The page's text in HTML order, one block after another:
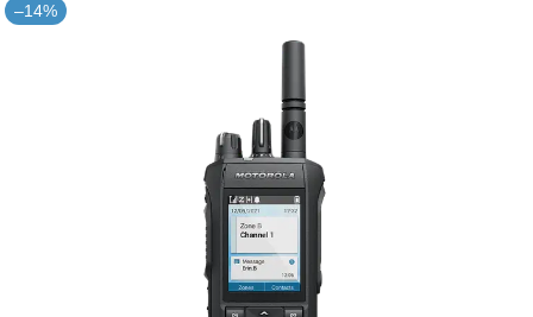
–14%